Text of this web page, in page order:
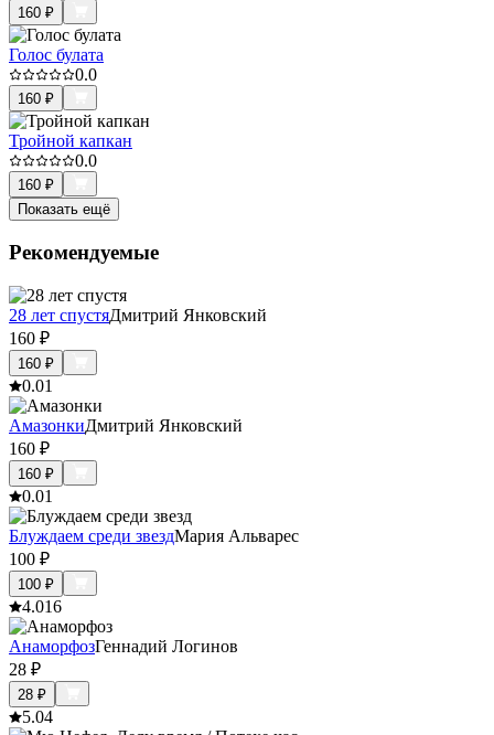
160 ₽
Голос булата
0.0
160 ₽
Тройной капкан
0.0
160 ₽
Показать ещё
Рекомендуемые
28 лет спустяДмитрий Янковский
160 ₽
160 ₽
0.01
АмазонкиДмитрий Янковский
160 ₽
160 ₽
0.01
Блуждаем среди звездМария Альварес
100 ₽
100 ₽
4.016
АнаморфозГеннадий Логинов
28 ₽
28 ₽
5.04